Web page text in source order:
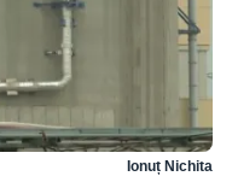
Ionuț Nichita